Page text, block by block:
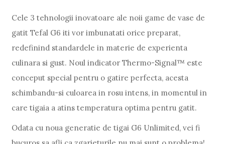
Cele 3 tehnologii inovatoare ale noii game de vase de
gatit Tefal G6 iti vor imbunatati orice preparat,
redefinind standardele in materie de experienta
culinara si gust. Noul indicator Thermo-Signal™ este
conceput special pentru o gatire perfecta, acesta
schimbandu-si culoarea in rosu intens, in momentul in
care tigaia a atins temperatura optima pentru gatit.
Odata cu noua generatie de tigai G6 Unlimited, vei fi